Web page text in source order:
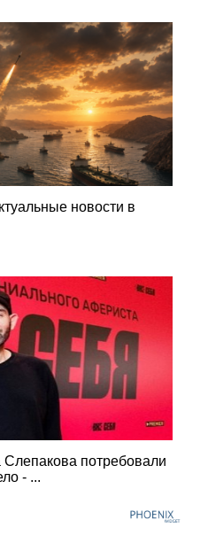
новости в
потребовали
- ...